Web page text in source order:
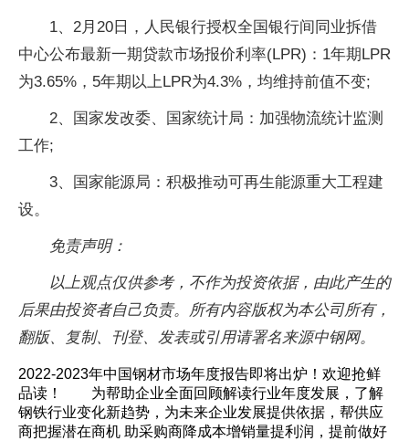
1、2月20日，人民银行授权全国银行间同业拆借
中心公布最新一期贷款市场报价利率(LPR)：1年期LPR
为3.65%，5年期以上LPR为4.3%，均维持前值不变;
2、国家发改委、国家统计局：加强物流统计监测
工作;
3、国家能源局：积极推动可再生能源重大工程建
设。
免责声明：
以上观点仅供参考，不作为投资依据，由此产生的
后果由投资者自己负责。所有内容版权为本公司所有，
翻版、复制、刊登、发表或引用请署名来源中钢网。
2022-2023年中国钢材市场年度报告即将出炉！欢迎抢鲜
品读！ 为帮助企业全面回顾解读行业年度发展，了解
钢铁行业变化新趋势，为未来企业发展提供依据，帮供应
商把握潜在商机 助采购商降成本增销量提利润，提前做好